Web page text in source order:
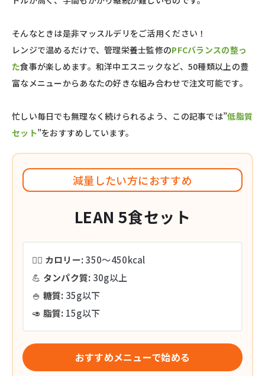
そんなときは是非マッスルデリをご活用ください！
レンジで温めるだけで、管理栄養士監修のPFCバランスの整っ
た食事が楽しめます。和洋中エスニックなど、50種類以上の豊
富なメニューからあなたの好きな組み合わせで注文可能です。
忙しい毎日でも無理なく続けられるよう、この記事では”低脂質
セット”をおすすめしています。
減量したい方におすすめ
LEAN 5食セット
🏃‍♂️ カロリー:350〜450kcal
💪 タンパク質: 30g以上
🍚 糖質: 35g以下
🥑 脂質: 15g以下
おすすめメニューで始める